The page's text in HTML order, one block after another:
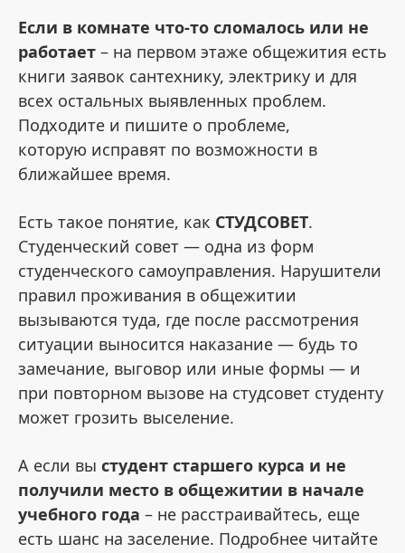
Если в комнате что-то сломалось или не
работает – на первом этаже общежития есть
книги заявок сантехнику, электрику и для
всех остальных выявленных проблем.
Подходите и пишите о проблеме,
которую исправят по возможности в
ближайшее время.
Есть такое понятие, как СТУДСОВЕТ.
Студенческий совет — одна из форм
студенческого самоуправления. Нарушители
правил проживания в общежитии
вызываются туда, где после рассмотрения
ситуации выносится наказание — будь то
замечание, выговор или иные формы — и
при повторном вызове на студсовет студенту
может грозить выселение.
А если вы студент старшего курса и не
получили место в общежитии в начале
учебного года – не расстраивайтесь, еще
есть шанс на заселение. Подробнее читайте